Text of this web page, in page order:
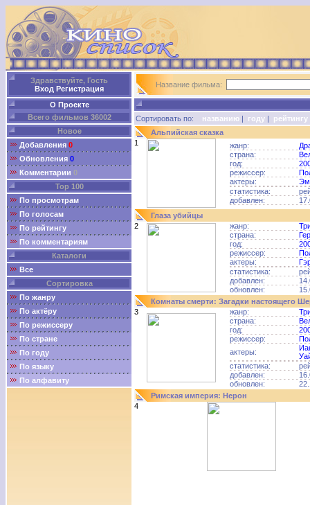
Здравствуйте, Гость
Вход Регистрация
О Проекте
Всего фильмов 36002
Новое
Добавления 0
Обновления 0
Комментарии 0
Top 100
По просмотрам
По голосам
По рейтингу
По комментариям
Каталоги
Все
Сортировка
По жанру
По актёру
По режиссеру
По стране
По году
По языку
По алфавиту
Название фильма:
Сортировать по: названию | году | рейтингу
Альпийская сказка
1
жанр:
страна:
год:
режиссер:
актеры:
статистика:
добавлен:
Глаза убийцы
2
жанр:
страна:
год:
режиссер:
актеры:
статистика:
добавлен:
обновлен:
Комнаты смерти: Загадки настоящего
3
жанр:
страна:
год:
режиссер:
актеры:
статистика:
добавлен:
обновлен:
Римская империя: Нерон
4